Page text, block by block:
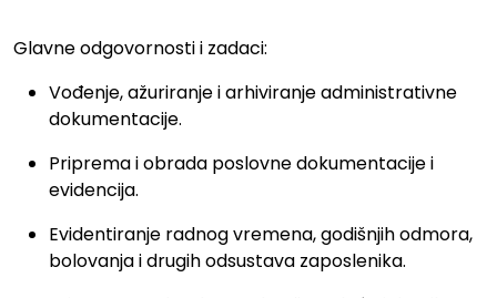
Glavne odgovornosti i zadaci:
Vođenje, ažuriranje i arhiviranje administrativne
dokumentacije.
Priprema i obrada poslovne dokumentacije i
evidencija.
Evidentiranje radnog vremena, godišnjih odmora,
bolovanja i drugih odsustava zaposlenika.